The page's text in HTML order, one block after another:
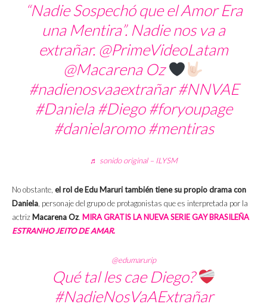
“Nadie Sospechó que el Amor Era
una Mentira”. Nadie nos va a
extrañar. @PrimeVideoLatam
@Macarena Oz
#nadienosvaaextrañar #NNVAE
#Daniela #Diego #foryoupage
#danielaromo #mentiras
♬ sonido original – ILYSM
No obstante, el rol de Edu Maruri también tiene su propio drama con
Daniela, personaje del grupo de protagonistas que es interpretada por la
actriz Macarena Oz. MIRA GRATIS LA NUEVA SERIE GAY BRASILEÑA
ESTRANHO JEITO DE AMAR.
@edumarurip
Qué tal les cae Diego?
#NadieNosVaAExtrañar